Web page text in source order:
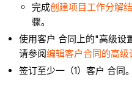
完成创建项目工作分解
骤。
使用客户 合同上的"高级设
请参阅编辑客户合同的高级
签订至少一（1）客户 合同